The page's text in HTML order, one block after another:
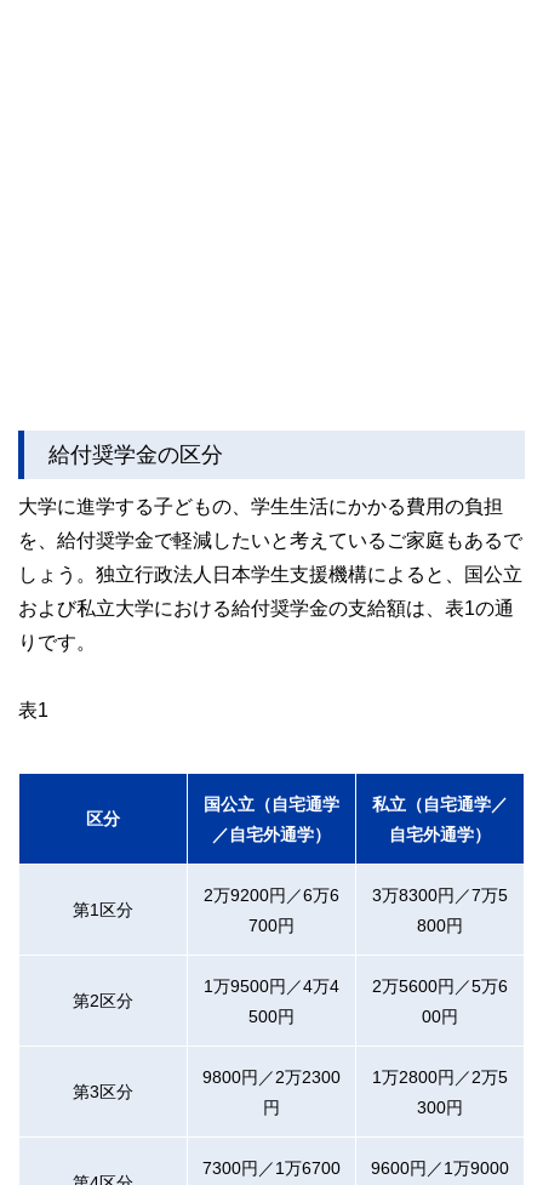
給付奨学金の区分
大学に進学する子どもの、学生生活にかかる費用の負担
を、給付奨学金で軽減したいと考えているご家庭もあるで
しょう。独立行政法人日本学生支援機構によると、国公立
および私立大学における給付奨学金の支給額は、表1の通
りです。
表1
区分
国公立（自宅通学
／自宅外通学）
私立（自宅通学／
自宅外通学）
第1区分
2万9200円／6万6
700円
3万8300円／7万5
800円
第2区分
1万9500円／4万4
500円
2万5600円／5万6
00円
第3区分
9800円／2万2300
円
1万2800円／2万5
300円
第4区分
7300円／1万6700 9600円／1万9000